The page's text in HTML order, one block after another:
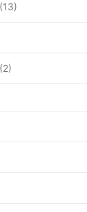
(13)
(2)